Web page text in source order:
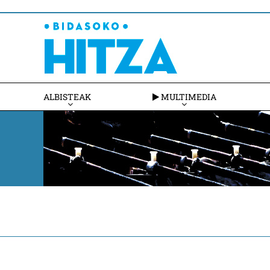
ALBISTEAK MULTIMEDIA